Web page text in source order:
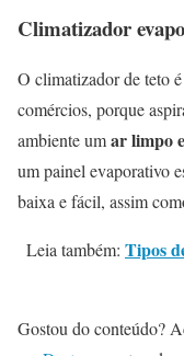
Climatizador
O climatizador de teto
comércios, porque
ambiente umar limpo
um painel evaporativo
baixa e fácil, assim
Leia também: Tipos
Gostou do conteúdo?